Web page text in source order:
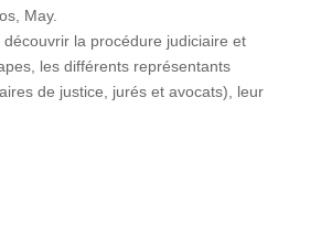
May.
la procédure judiciaire et
les différents représentants
de justice, jurés et avocats), leur